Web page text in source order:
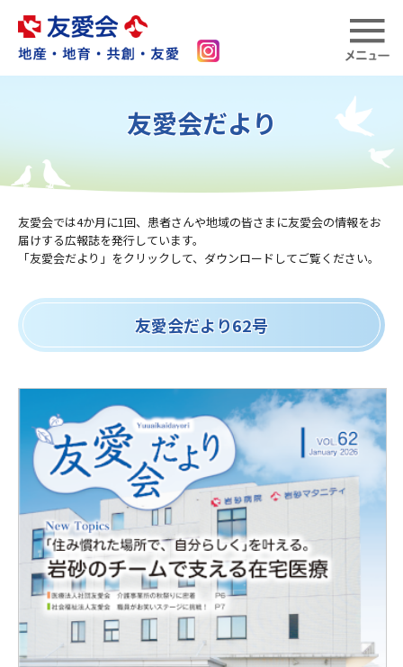
友愛会だより
友愛会では4か月に1回、患者さんや地域の皆さまに友愛会の情報をお
届けする広報誌を発行しています。
「友愛会だより」をクリックして、ダウンロードしてご覧ください。
友愛会だより62号